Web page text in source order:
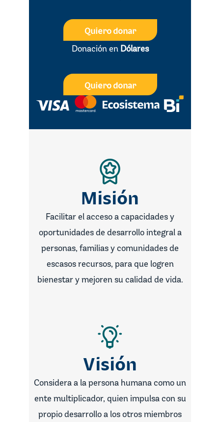
Quiero donar
Donación en Dólares
Quiero donar
Misión
Facilitar el acceso a capacidades y
oportunidades de desarrollo integral a
personas, familias y comunidades de
escasos recursos, para que logren
bienestar y mejoren su calidad de vida.
Visión
Considera a la persona humana como un
ente multiplicador, quien impulsa con su
propio desarrollo a los otros miembros